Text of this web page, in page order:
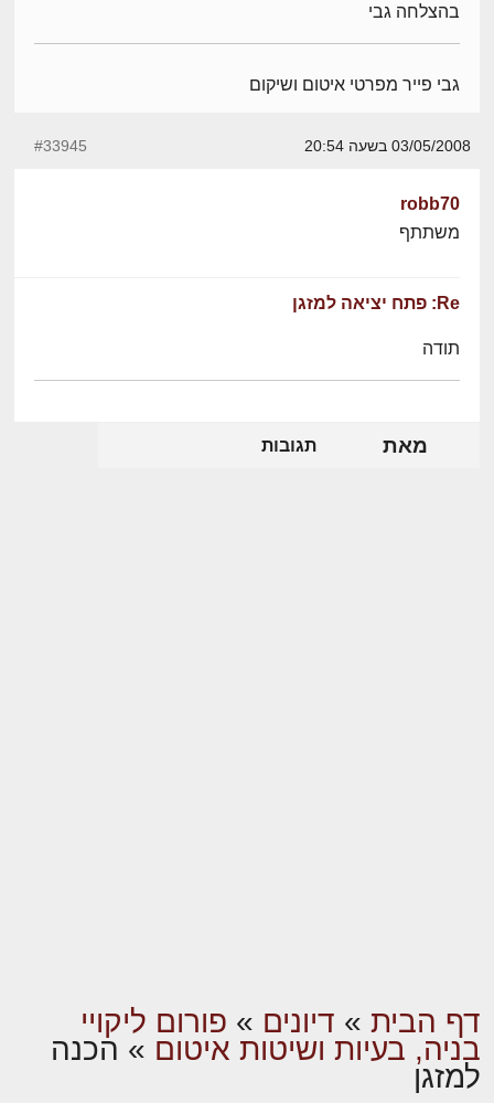
בהצלחה גבי
גבי פייר מפרטי איטום ושיקום
03/05/2008 בשעה 20:54 #33945
robb70
משתתף
Re: פתח יציאה למזגן
תודה
מאת תגובות
דף הבית » דיונים » פורום ליקויי
בניה, בעיות ושיטות איטום » הכנה
למזגן